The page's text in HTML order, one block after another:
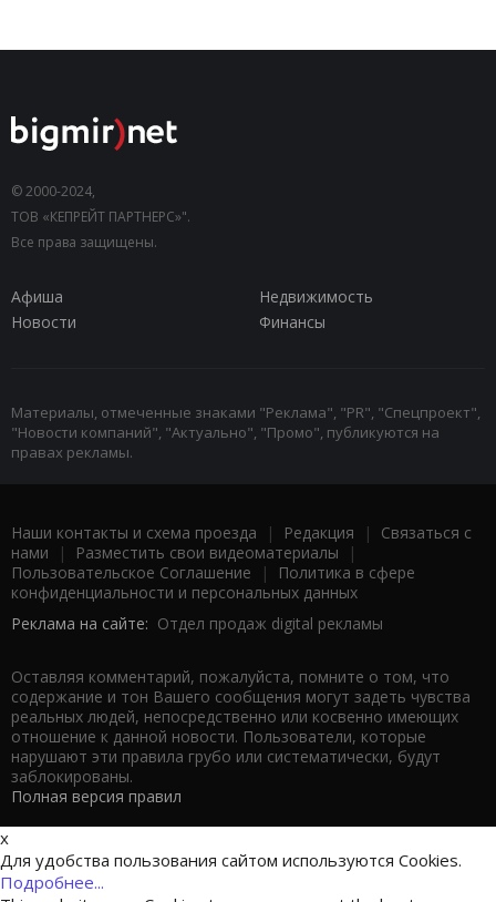
© 2000-2024,
ТОВ «КЕПРЕЙТ ПАРТНЕРС»".
Все права защищены.
Афиша
Недвижимость
Новости
Финансы
Материалы, отмеченные знаками "Реклама", "PR", "Спецпроект",
"Новости компаний", "Актуально", "Промо", публикуются на
правах рекламы.
Наши контакты и схема проезда | Редакция | Связаться с
нами | Разместить свои видеоматериалы |
Пользовательское Соглашение |
Политика в сфере
конфиденциальности и персональных данных
Реклама на сайте: Отдел продаж digital рекламы
Оставляя комментарий, пожалуйста, помните о том, что
содержание и тон Вашего сообщения могут задеть чувства
реальных людей, непосредственно или косвенно имеющих
отношение к данной новости. Пользователи, которые
нарушают эти правила грубо или систематически, будут
заблокированы.
Полная версия правил
x
Для удобства пользования сайтом используются Cookies.
Подробнее...